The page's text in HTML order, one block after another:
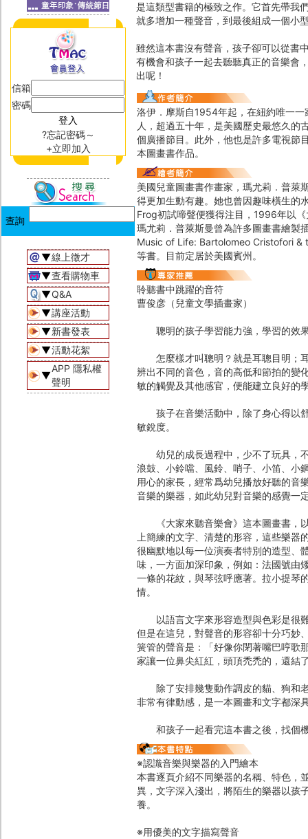
信箱
密碼
?忘記密碼～
+立即加入
▼線上徵才
▼查看購物車
▼Q&A
▼講座活動
▼新書發表
▼活動花絮
▼
APP 隱私權
聲明
是這類型書籍的極致之作。它首先帶我
就多增加一種聲音，到最後組成一個小
雖然這本書沒有聲音，孩子卻可以從書
有機會和孩子一起去聽聽真正的音樂會
出呢！
洛伊．摩斯自1954年起，在紐約唯一
人，超過五十年，是美國歷史最悠久
個廣播節目。此外，他也是許多電視節
本圖畫書作品。
美國兒童圖畫書作畫家，瑪尤莉．普萊
得更加生動有趣。她也曾因趣味橫生的
Frog初試啼聲便獲得注目，1996年以
瑪尤莉．普萊斯曼曾為許多圖畫書繪製
Music of Life: Bartolomeo Cristofori &
等書。目前定居於美國賓州。
聆聽書中跳躍的音符
曹俊彦（兒童文學插畫家）
聰明的孩子學習能力強，學習的效
怎麼樣才叫聰明？就是耳聰目明；耳
辨出不同的音色，音的高低和節拍的變
敏的觸覺及其他感官，便能建立良好的
孩子在音樂活動中，除了身心得以舒
敏銳度。
幼兒的成長過程中，少不了玩具，不
浪鼓、小鈴噹、風鈴、哨子、小笛、小
用心的家長，經常爲幼兒播放好聽的音
音樂的樂器，如此幼兒對音樂的感覺一
《大家來聽音樂會》這本圖畫書，以
上簡練的文字、清楚的形容，這些樂
很幽默地以每一位演奏者特別的造型、
味，一方面加深印象，例如：法國號由
一條的花紋，與琴弦呼應著。拉小提琴
情。
以語言文字來形容造型與色彩是很難
但是在這兒，對聲音的形容卻十分巧妙
簧管的聲音是：「好像你閉著嘴巴哼歌
家讓一位鼻尖紅紅，頭頂禿禿的，還結
除了安排幾隻動作調皮的貓、狗和老
非常有律動感，是一本圖畫和文字都深
和孩子一起看完這本書之後，找個機
※認識音樂與樂器的入門繪本
本書逐頁介紹不同樂器的名稱、特色，
異，文字深入淺出，將陌生的樂器以孩
養。
※用優美的文字描寫聲音